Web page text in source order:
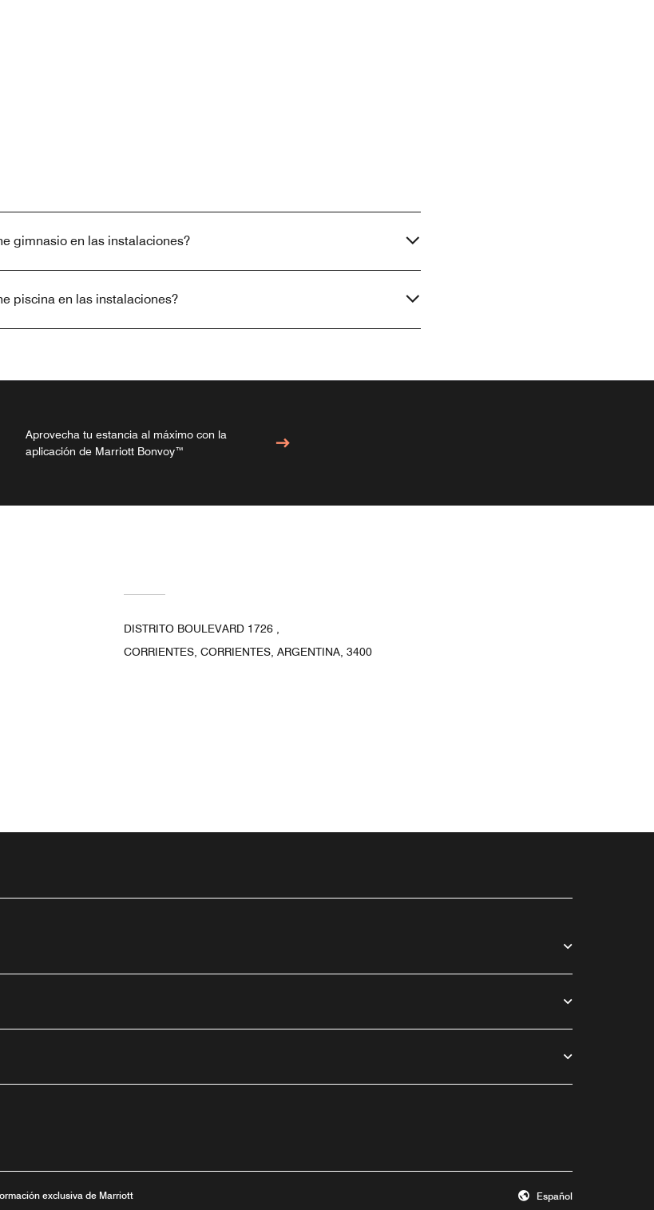
gimnasio en las instalaciones?
piscina en las instalaciones?
Aprovecha tu estancia al máximo con la
aplicación de Marriott Bonvoy™
DISTRITO BOULEVARD 1726 ,
CORRIENTES, CORRIENTES, ARGENTINA, 3400
nueva
exclusiva de Marriott Español